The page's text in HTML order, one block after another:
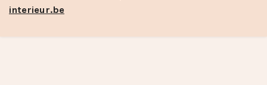
interieur.be